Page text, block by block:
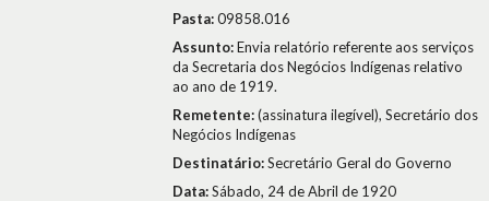
Pasta:09858.016
Assunto:Envia relatório referente aos serviços
da Secretaria dos Negócios Indígenas relativo
ao ano de 1919.
Remetente:(assinatura ilegível), Secretário dos
Negócios Indígenas
Destinatário:Secretário Geral do Governo
Data:Sábado, 24 de Abril de 1920